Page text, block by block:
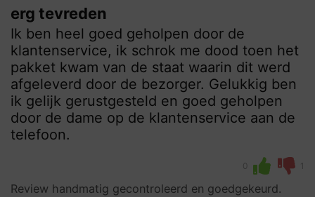
erg tevreden
Ik ben heel goed geholpen door de
klantenservice, ik schrok me dood toen het
pakket kwam van de staat waarin dit werd
afgeleverd door de bezorger. Gelukkig ben
ik gelijk gerustgesteld en goed geholpen
door de dame op de klantenservice aan de
telefoon.
0 1
Review handmatig gecontroleerd en goedgekeurd.